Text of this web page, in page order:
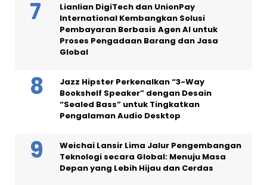
Lianlian DigiTech dan UnionPay
International Kembangkan Solusi
Pembayaran Berbasis Agen AI untuk
Proses Pengadaan Barang dan Jasa
Global
Jazz Hipster Perkenalkan “3-Way
Bookshelf Speaker” dengan Desain
“Sealed Bass” untuk Tingkatkan
Pengalaman Audio Desktop
Weichai Lansir Lima Jalur Pengembangan
Teknologi secara Global: Menuju Masa
Depan yang Lebih Hijau dan Cerdas